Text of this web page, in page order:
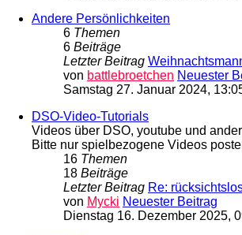
Andere Persönlichkeiten
6 Themen
6 Beiträge
Letzter Beitrag
von battlebroetchen Neuester
Samstag 27. Januar 2024,
DSO-Video-Tutorials
Videos über DSO, youtube und
Bitte nur spielbezogene Videos
16 Themen
18 Beiträge
Letzter Beitrag Re:
von Mycki Neuester Beitrag
Dienstag 16. Dezember 2025,